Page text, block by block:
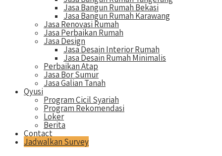
Jasa Bangun Rumah Bekasi
Jasa Bangun Rumah Karawang
Jasa Renovasi Rumah
Jasa Perbaikan Rumah
Jasa Design
Jasa Desain Interior Rumah
Jasa Desain Rumah Minimalis
Perbaikan Atap
Jasa Bor Sumur
Jasa Galian Tanah
Qyusi
Program Cicil Syariah
Program Rekomendasi
Loker
Berita
Contact
Jadwalkan Survey